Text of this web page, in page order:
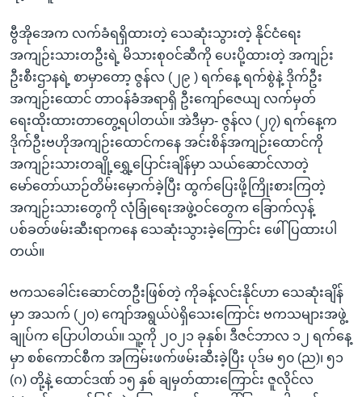
ဗွီအိုအေက လက်ခံရရှိထားတဲ့ သေဆုံးသွားတဲ့ နိုင်ငံရေး
အကျဉ်းသားတဦးရဲ့ မိသားစုဝင်ဆီကို ပေးပို့ထားတဲ့ အကျဉ်း
ဦးစီးဌာနရဲ့ စာမှာတော့ ဇွန်လ (၂၉ ) ရက်နေ့ ရက်စွဲနဲ့ ဒိုက်ဦး
အကျဉ်းထောင် တာဝန်ခံအရာရှိ ဦးကျော်ဇေယျ လက်မှတ်
ရေးထိုးထားတာတွေ့ရပါတယ်။ အဲဒီမှာ- ဇွန်လ (၂၇) ရက်နေ့က
ဒိုက်ဦးဗဟိုအကျဉ်းထောင်ကနေ အင်းစိန်အကျဉ်းထောင်ကို
အကျဉ်းသားတချို့ရွှေ့ပြောင်းချိန်မှာ သယ်ဆောင်လာတဲ့
မော်တော်ယာဉ်တိမ်းမှောက်ခဲ့ပြီး ထွက်ပြေးဖို့ကြိုးစားကြတဲ့
အကျဉ်းသားတွေကို လုံခြုံရေးအဖွဲ့ဝင်တွေက ခြောက်လှန့်
ပစ်ခတ်ဖမ်းဆီးရာကနေ သေဆုံးသွားခဲ့ကြောင်း ဖေါ်ပြထားပါ
တယ်။
ဗကသခေါင်းဆောင်တဦးဖြစ်တဲ့ ကိုခန့်လင်းနိုင်ဟာ သေဆုံးချိန်
မှာ အသက် (၂၀) ကျော်အရွယ်ပဲရှိသေးကြောင်း ဗကသများအဖွဲ့
ချုပ်က ပြောပါတယ်။ သူ့ကို ၂၀၂၁ ခုနှစ်၊ ဒီဇင်ဘာလ ၁၂ ရက်နေ့
မှာ စစ်ကောင်စီက အကြမ်းဖက်ဖမ်းဆီးခဲ့ပြီး ပုဒ်မ ၅၀ (ည)၊ ၅၁
(ဂ) တို့နဲ့ ထောင်ဒဏ် ၁၅ နှစ် ချမှတ်ထားကြောင်း ဇူလိုင်လ